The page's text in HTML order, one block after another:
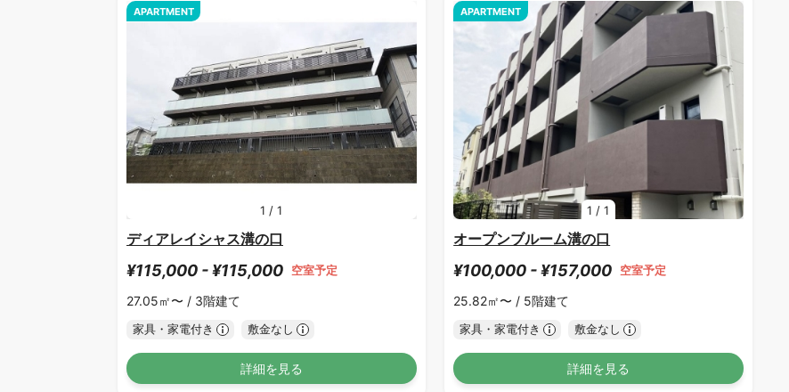
1 /1
APARTMENT
ディアレイシャス溝の口
¥115,000 - ¥115,000 空室予定
27.05㎡〜 / 3階建て
家具・家電付き 敷金なし
詳細を見る
1 /1
APARTMENT
オープンブルーム溝の口
¥100,000 - ¥157,000 空室予定
25.82㎡〜 / 5階建て
家具・家電付き 敷金なし
詳細を見る